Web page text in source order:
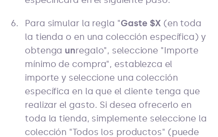
Para simular la regla "Gaste $X (en toda
la tienda o en una colección específica) y
obtenga unregalo", seleccione "Importe
mínimo de compra", establezca el
importe y seleccione una colección
específica en la que el cliente tenga que
realizar el gasto. Si desea ofrecerlo en
toda la tienda, simplemente seleccione la
colección "Todos los productos" (puede